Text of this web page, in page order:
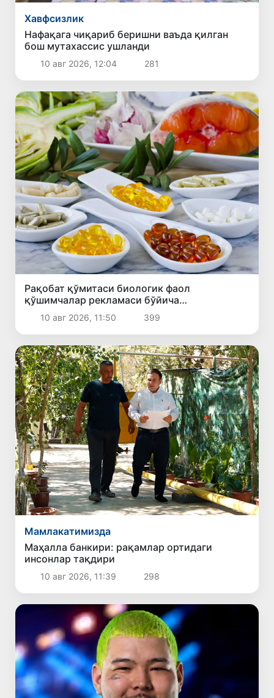
Хавфсизлик
Нафақага чиқариб беришни ваъда қилган
бош мутахассис ушланди
10 авг 2026, 12:04 281
Рақобат қўмитаси биологик фаол
қўшимчалар рекламаси бўйича
огоҳлантирди
10 авг 2026, 11:50 399
Мамлакатимизда
Маҳалла банкири: рақамлар ортидаги
инсонлар тақдири
10 авг 2026, 11:39 298